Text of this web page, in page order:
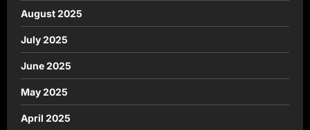
August 2025
July 2025
June 2025
May 2025
April 2025